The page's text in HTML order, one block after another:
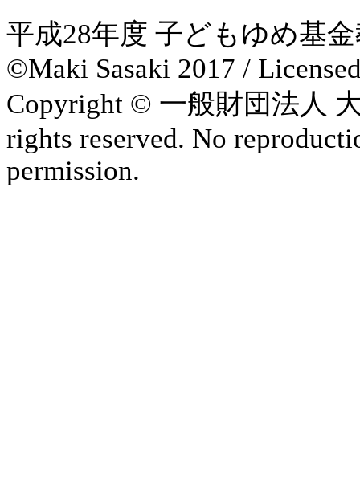
平成28年度 子どもゆめ基
©Maki Sasaki 2017 /
Copyright © 一般財団法人
rights reserved. No
permission.